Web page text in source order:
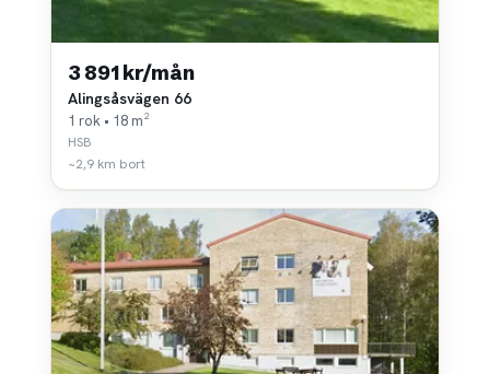
3 891 kr/mån
Alingsåsvägen 66
1 rok • 18 m²
HSB
~2,9 km bort